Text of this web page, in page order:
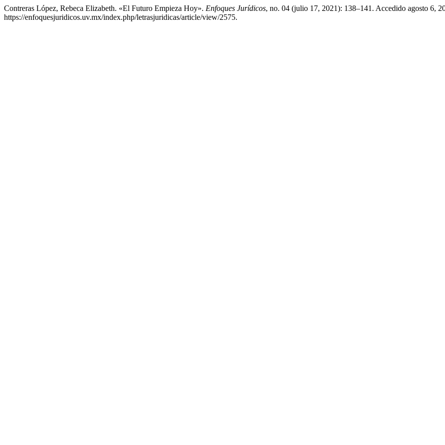
Contreras López, Rebeca Elizabeth. «El Futuro Empieza Hoy». Enfoques Jurídicos, no. 04 (julio 17, 2021): 138–141. Accedido agosto 6,
https://enfoquesjuridicos.uv.mx/index.php/letrasjuridicas/article/view/2575.